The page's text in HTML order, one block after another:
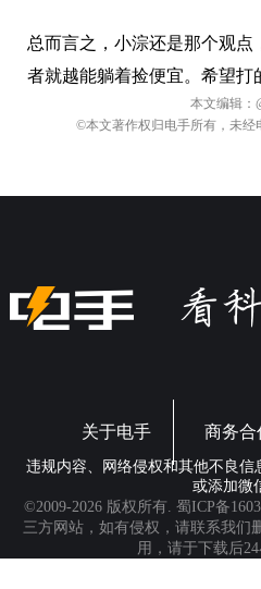
总而言之，小淙还是那个观
者就越能躺着捡便宜。希望打
本文编辑：
©本文著作权归电手所有，未经
关于电手 商务合
违规内容、网络侵权和其他不良信
或添加微
©2009-2026 版权所有. 蜀ICP备
三方网站，如有侵权，请联系我们
用，请于下载后24